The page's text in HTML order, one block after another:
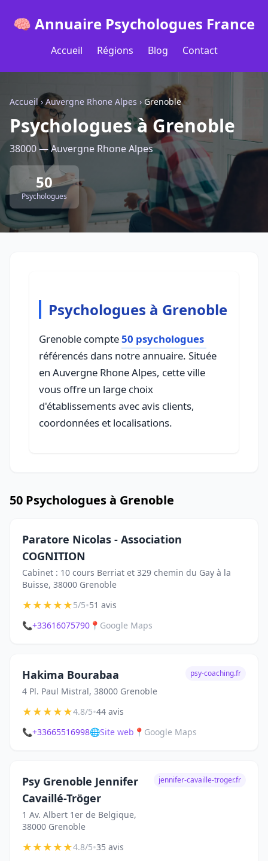
🧠 Annuaire Psychologues France
Accueil Régions Blog Contact
Accueil› Auvergne Rhone Alpes ›Grenoble
Psychologues à Grenoble
38000 — Auvergne Rhone Alpes
50
Psychologues
Psychologues à Grenoble
Grenoble compte50 psychologues
référencés dans notre annuaire. Située
en Auvergne Rhone Alpes, cette ville
vous offre un large choix
d'établissements avec avis clients,
coordonnées et localisations.
50 Psychologues à Grenoble
Paratore Nicolas - Association
COGNITION
Cabinet : 10 cours Berriat et 329 chemin du Gay à la
Buisse, 38000 Grenoble
★★★★★5/5•51 avis
📞+33616075790 📍 Google Maps
Hakima Bourabaa
4 Pl. Paul Mistral, 38000 Grenoble
psy-coaching.fr
★★★★★4.8/5•44 avis
📞+33665516998🌐Site web 📍 Google Maps
Psy Grenoble Jennifer
Cavaillé-Tröger
1 Av. Albert 1er de Belgique,
38000 Grenoble
jennifer-cavaille-troger.fr
★★★★★4.8/5•35 avis